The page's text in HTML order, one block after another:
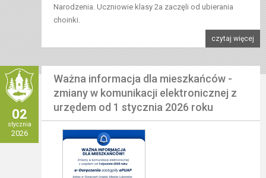
Narodzenia. Uczniowie klasy 2a zaczęli od ubierania
choinki.
czytaj więcej
02
stycznia
2026
Ważna informacja dla mieszkańców -
zmiany w komunikacji elektronicznej z
urzędem od 1 stycznia 2026 roku